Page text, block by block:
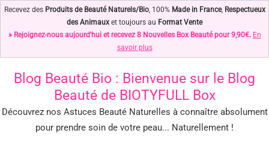
Recevez des Produits de Beauté Naturels/Bio, 100% Made in France, Respectueux
des Animauxet toujours au Format Vente
» Rejoignez-nous aujourd'hui et recevez 8 Nouvelles Box Beauté pour 9,90€. En
savoir plus
Blog Beauté Bio : Bienvenue sur le Blog
Beauté de BIOTYFULL Box
Découvrez nos Astuces Beauté Naturelles à connaître absolument
pour prendre soin de votre peau... Naturellement !